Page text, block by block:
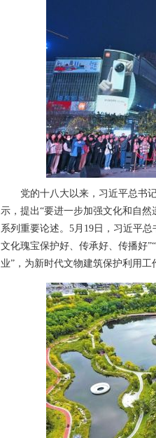
党的十八大以来，习近平总书记
示，提出“要进一步加强文化和自
系列重要论述。5月19日，习近平
文化瑰宝保护好、传承好、传播好
业”，为新时代文物建筑保护利用工